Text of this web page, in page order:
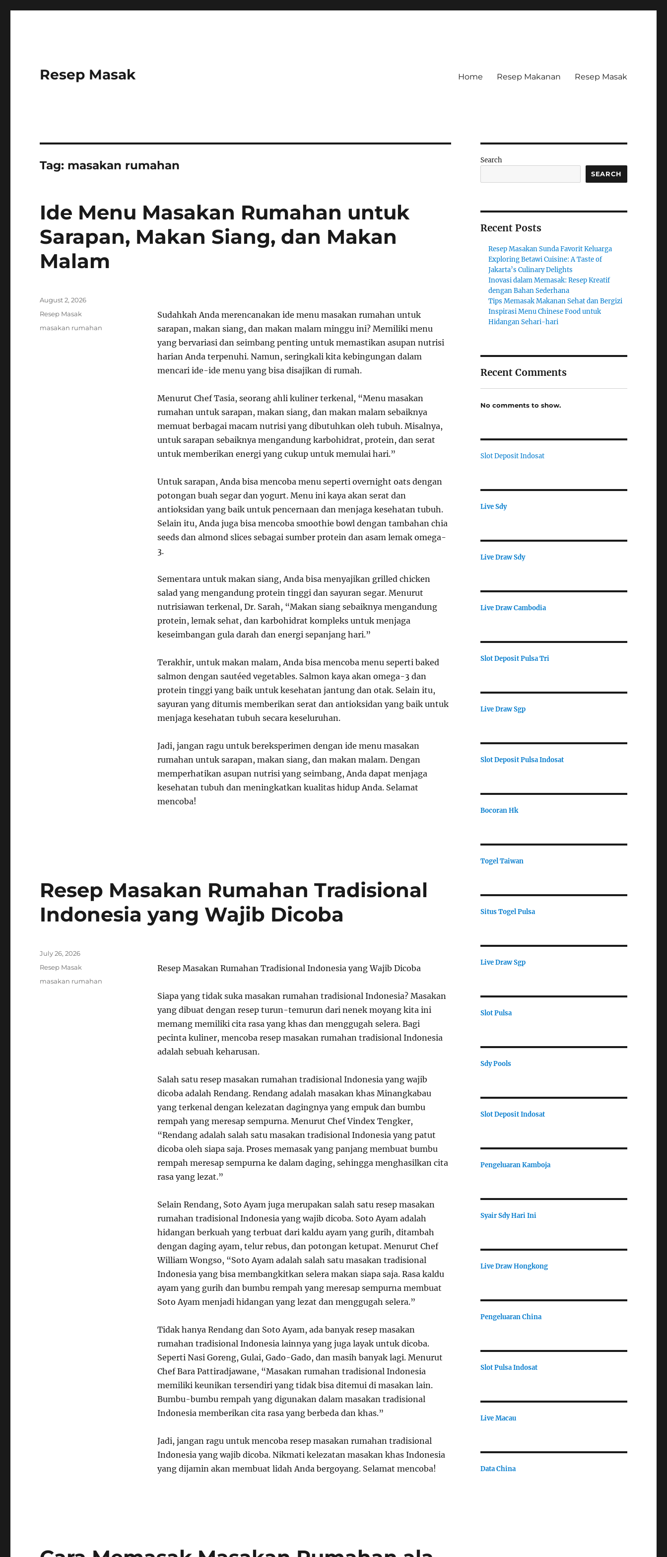
Resep Masak Home Resep Makanan Resep Masak
Tag: masakan rumahan
Ide Menu Masakan Rumahan untuk
Sarapan, Makan Siang, dan Makan
Malam
Sudahkah Anda merencanakan ide menu masakan rumahan untuk
sarapan, makan siang, dan makan malam minggu ini? Memiliki menu
yang bervariasi dan seimbang penting untuk memastikan asupan nutrisi
harian Anda terpenuhi. Namun, seringkali kita kebingungan dalam
mencari ide-ide menu yang bisa disajikan di rumah.
Menurut Chef Tasia, seorang ahli kuliner terkenal, “Menu masakan
rumahan untuk sarapan, makan siang, dan makan malam sebaiknya
memuat berbagai macam nutrisi yang dibutuhkan oleh tubuh. Misalnya,
untuk sarapan sebaiknya mengandung karbohidrat, protein, dan serat
untuk memberikan energi yang cukup untuk memulai hari.”
Untuk sarapan, Anda bisa mencoba menu seperti overnight oats dengan
potongan buah segar dan yogurt. Menu ini kaya akan serat dan
antioksidan yang baik untuk pencernaan dan menjaga kesehatan tubuh.
Selain itu, Anda juga bisa mencoba smoothie bowl dengan tambahan chia
seeds dan almond slices sebagai sumber protein dan asam lemak omega-
3.
Sementara untuk makan siang, Anda bisa menyajikan grilled chicken
salad yang mengandung protein tinggi dan sayuran segar. Menurut
nutrisiawan terkenal, Dr. Sarah, “Makan siang sebaiknya mengandung
protein, lemak sehat, dan karbohidrat kompleks untuk menjaga
keseimbangan gula darah dan energi sepanjang hari.”
Terakhir, untuk makan malam, Anda bisa mencoba menu seperti baked
salmon dengan sautéed vegetables. Salmon kaya akan omega-3 dan
protein tinggi yang baik untuk kesehatan jantung dan otak. Selain itu,
sayuran yang ditumis memberikan serat dan antioksidan yang baik untuk
menjaga kesehatan tubuh secara keseluruhan.
Jadi, jangan ragu untuk bereksperimen dengan ide menu masakan
rumahan untuk sarapan, makan siang, dan makan malam. Dengan
memperhatikan asupan nutrisi yang seimbang, Anda dapat menjaga
kesehatan tubuh dan meningkatkan kualitas hidup Anda. Selamat
mencoba!
Posted
August 2, 2026
Categories
Resep Masak
Tags
masakan rumahan
Resep Masakan Rumahan Tradisional
Indonesia yang Wajib Dicoba
Resep Masakan Rumahan Tradisional Indonesia yang Wajib Dicoba
Siapa yang tidak suka masakan rumahan tradisional Indonesia? Masakan
yang dibuat dengan resep turun-temurun dari nenek moyang kita ini
memang memiliki cita rasa yang khas dan menggugah selera. Bagi
pecinta kuliner, mencoba resep masakan rumahan tradisional Indonesia
adalah sebuah keharusan.
Salah satu resep masakan rumahan tradisional Indonesia yang wajib
dicoba adalah Rendang. Rendang adalah masakan khas Minangkabau
yang terkenal dengan kelezatan dagingnya yang empuk dan bumbu
rempah yang meresap sempurna. Menurut Chef Vindex Tengker,
“Rendang adalah salah satu masakan tradisional Indonesia yang patut
dicoba oleh siapa saja. Proses memasak yang panjang membuat bumbu
rempah meresap sempurna ke dalam daging, sehingga menghasilkan cita
rasa yang lezat.”
Selain Rendang, Soto Ayam juga merupakan salah satu resep masakan
rumahan tradisional Indonesia yang wajib dicoba. Soto Ayam adalah
hidangan berkuah yang terbuat dari kaldu ayam yang gurih, ditambah
dengan daging ayam, telur rebus, dan potongan ketupat. Menurut Chef
William Wongso, “Soto Ayam adalah salah satu masakan tradisional
Indonesia yang bisa membangkitkan selera makan siapa saja. Rasa kaldu
ayam yang gurih dan bumbu rempah yang meresap sempurna membuat
Soto Ayam menjadi hidangan yang lezat dan menggugah selera.”
Tidak hanya Rendang dan Soto Ayam, ada banyak resep masakan
rumahan tradisional Indonesia lainnya yang juga layak untuk dicoba.
Seperti Nasi Goreng, Gulai, Gado-Gado, dan masih banyak lagi. Menurut
Chef Bara Pattiradjawane, “Masakan rumahan tradisional Indonesia
memiliki keunikan tersendiri yang tidak bisa ditemui di masakan lain.
Bumbu-bumbu rempah yang digunakan dalam masakan tradisional
Indonesia memberikan cita rasa yang berbeda dan khas.”
Jadi, jangan ragu untuk mencoba resep masakan rumahan tradisional
Indonesia yang wajib dicoba. Nikmati kelezatan masakan khas Indonesia
yang dijamin akan membuat lidah Anda bergoyang. Selamat mencoba!
Posted
July 26, 2026
Categories
Resep Masak
Tags
masakan rumahan
Search
SEARCH
Recent Posts
Resep Masakan Sunda Favorit Keluarga
Exploring Betawi Cuisine: A Taste of
Jakarta’s Culinary Delights
Inovasi dalam Memasak: Resep Kreatif
dengan Bahan Sederhana
Tips Memasak Makanan Sehat dan Bergizi
Inspirasi Menu Chinese Food untuk
Hidangan Sehari-hari
Recent Comments
No comments to show.
Slot Deposit Indosat
Live Sdy
Live Draw Sdy
Live Draw Cambodia
Slot Deposit Pulsa Tri
Live Draw Sgp
Slot Deposit Pulsa Indosat
Bocoran Hk
Togel Taiwan
Situs Togel Pulsa
Live Draw Sgp
Slot Pulsa
Sdy Pools
Slot Deposit Indosat
Pengeluaran Kamboja
Syair Sdy Hari Ini
Live Draw Hongkong
Pengeluaran China
Slot Pulsa Indosat
Live Macau
Data China